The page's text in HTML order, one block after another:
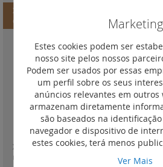
XL3 160 - quadros de distribuição salientes
completos - 24 módulos por fila(17)
Placas passa-cabos(2)
Acessórios(3)
Suporte de fixação de cabos (1)
Quadros salientes isolantes(5)
Patas de fixação mural(1)
XL3 400 - quadros e armários e celas de
módulos por fila
Marketing
Estes cookies podem ser
nosso site pelos nossos
Podem ser usados por essas
um perfil sobre os seus
anúncios relevantes em outros
armazenam diretamente
são baseados na
navegador e dispositivo de
estes cookies, terá menos
Ver Mais